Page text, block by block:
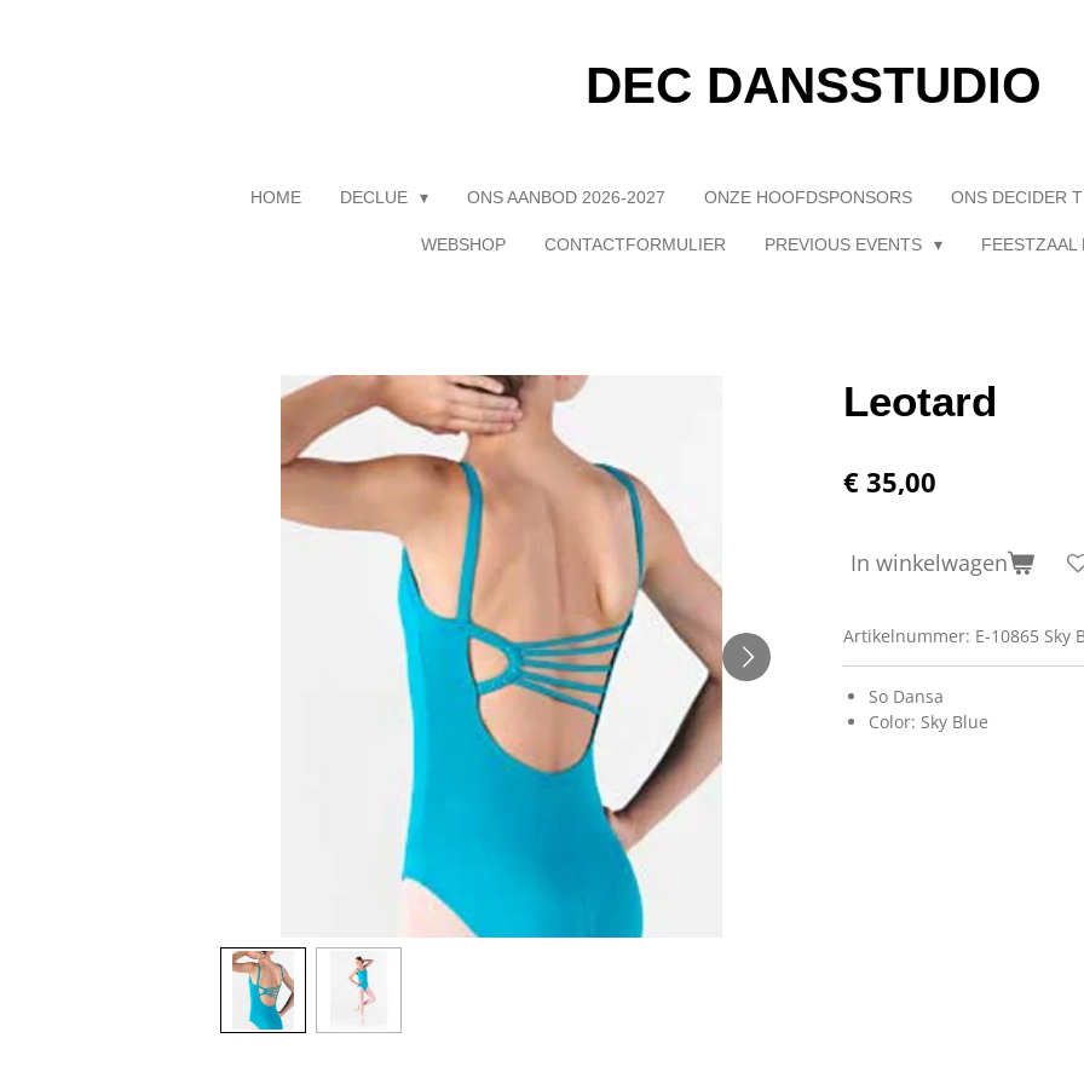
DEC DANSSTUDIO
HOME DECLUE ONS AANBOD 2026-2027 ONZE HOOFDSPONSORS ONS DECIDER
WEBSHOP CONTACTFORMULIER PREVIOUS EVENTS FEESTZAAL
Leotard
€ 35,00
In winkelwagen
Artikelnummer: E-10865 Sky
So Dansa
Color: Sky Blue